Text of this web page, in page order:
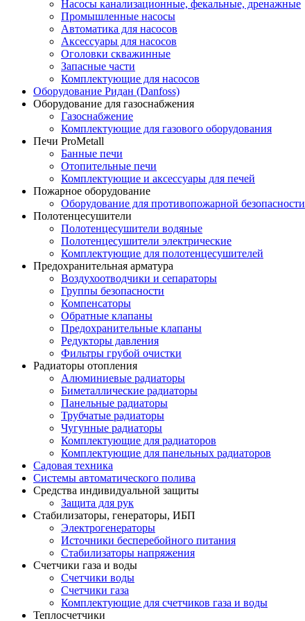
Насосы канализационные, фекальные, дренажные
Промышленные насосы
Автоматика для насосов
Аксессуары для насосов
Оголовки скважинные
Запасные части
Комплектующие для насосов
Оборудование Ридан (Danfoss)
Оборудование для газоснабжения
Газоснабжение
Комплектующие для газового оборудования
Печи ProMetall
Банные печи
Отопительные печи
Комплектующие и аксессуары для печей
Пожарное оборудование
Оборудование для противопожарной безопасности
Полотенцесушители
Полотенцесушители водяные
Полотенцесушители электрические
Комплектующие для полотенцесушителей
Предохранительная арматура
Воздухоотводчики и сепараторы
Группы безопасности
Компенсаторы
Обратные клапаны
Предохранительные клапаны
Редукторы давления
Фильтры грубой очистки
Радиаторы отопления
Алюминиевые радиаторы
Биметаллические радиаторы
Панельные радиаторы
Трубчатые радиаторы
Чугунные радиаторы
Комплектующие для радиаторов
Комплектующие для панельных радиаторов
Садовая техника
Системы автоматического полива
Средства индивидуальной защиты
Защита для рук
Стабилизаторы, генераторы, ИБП
Электрогенераторы
Источники бесперебойного питания
Стабилизаторы напряжения
Счетчики газа и воды
Счетчики воды
Счетчики газа
Комплектующие для счетчиков газа и воды
Теплосчетчики